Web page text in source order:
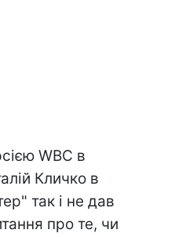
WBC в
Кличко в
так і не дав
про те, чи